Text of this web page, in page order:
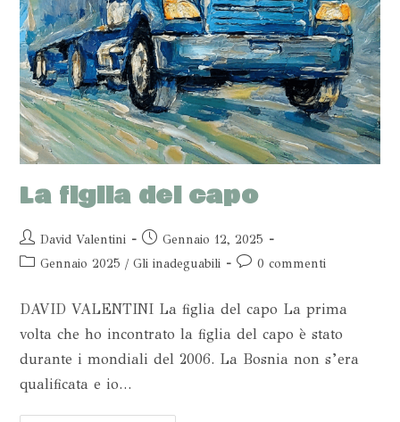
La figlia del capo
David Valentini
Gennaio 12, 2025
Gennaio 2025 / Gli inadeguabili 0 commenti
DAVID VALENTINI La figlia del capo La prima
volta che ho incontrato la figlia del capo è stato
durante i mondiali del 2006. La Bosnia non s’era
qualificata e io…